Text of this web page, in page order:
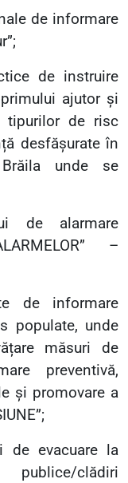
de informare
de instruire
ajutor și
tipurilor de risc
desfășurate în
unde se
de alarmare
–
de informare
populate, unde
măsuri de
preventivă,
și promovare a
de evacuare la
clădiri